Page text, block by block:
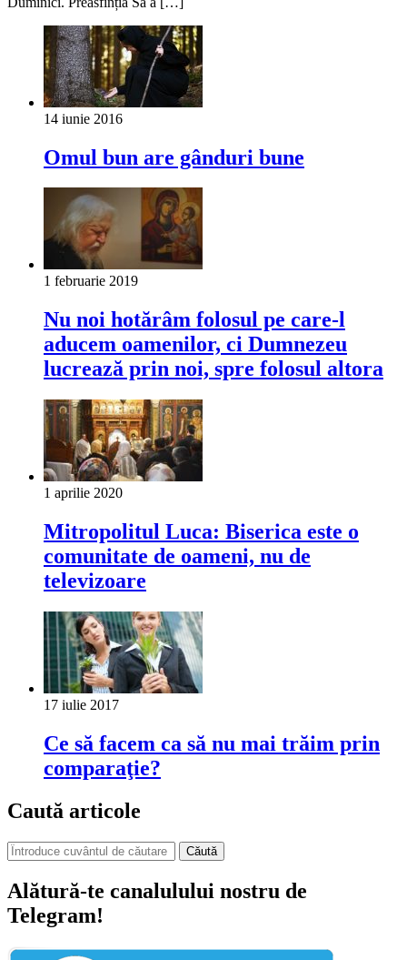
14 iunie 2016
Omul bun are gânduri bune
1 februarie 2019
Nu noi hotărâm folosul pe care-l
aducem oamenilor, ci Dumnezeu
lucrează prin noi, spre folosul altora
1 aprilie 2020
Mitropolitul Luca: Biserica este o
comunitate de oameni, nu de
televizoare
17 iulie 2017
Ce să facem ca să nu mai trăim prin
comparaţie?
Caută articole
Căută
Alătură-te canalulului nostru de
Telegram!